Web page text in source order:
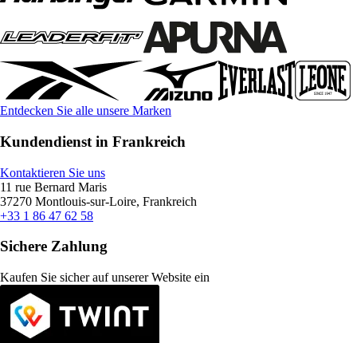
Entdecken Sie alle unsere Marken
Kundendienst in Frankreich
Kontaktieren Sie uns
11 rue Bernard Maris
37270 Montlouis-sur-Loire, Frankreich
+33 1 86 47 62 58
Sichere Zahlung
Kaufen Sie sicher auf unserer Website ein